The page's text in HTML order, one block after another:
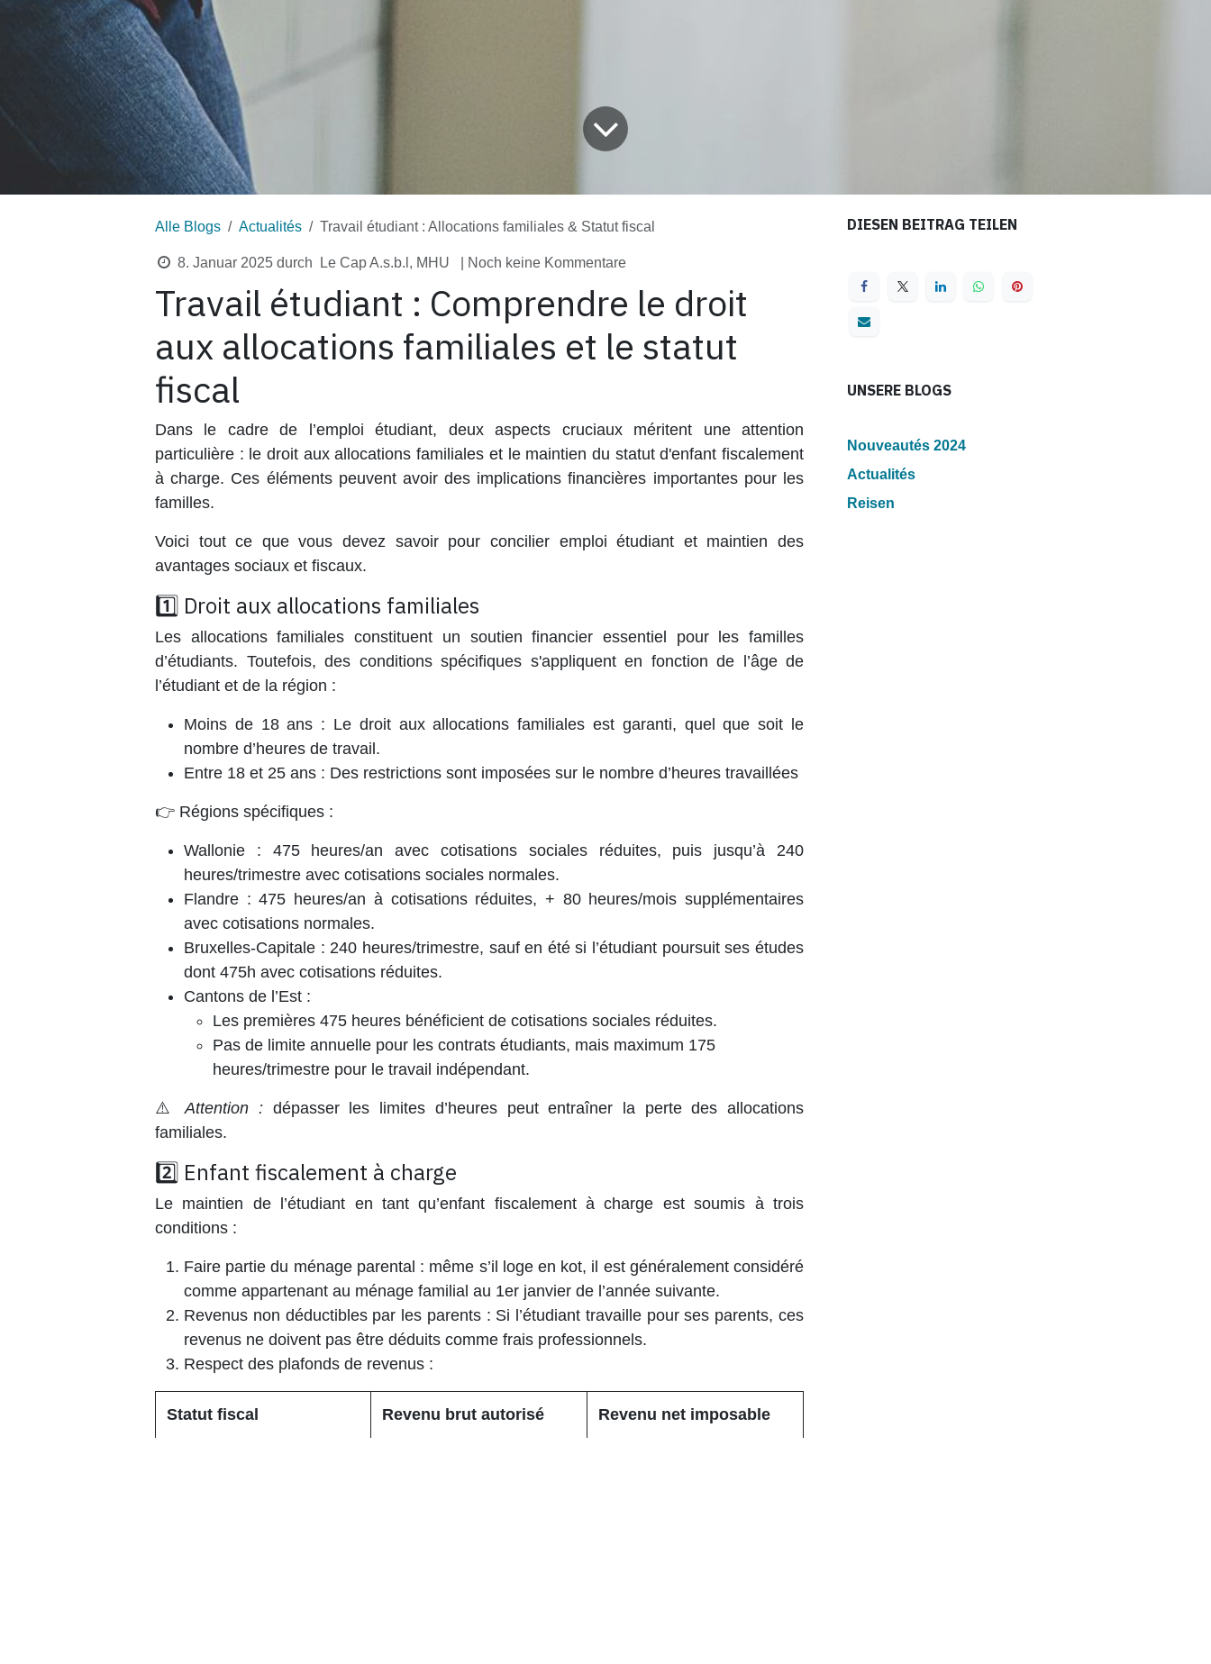
Alle Blogs Actualités Travail étudiant : Allocations familiales & Statut fiscal
8. Januar 2025 durch Le Cap A.s.b.l, MHU | Noch keine Kommentare
Travail étudiant : Comprendre le droit
aux allocations familiales et le statut
fiscal
Dans le cadre de l’emploi étudiant, deux aspects cruciaux méritent une attention
particulière : le droit auxallocations familiales et le maintien du statut d'enfant fiscalement
à charge. Ces éléments peuvent avoir des implications financières importantes pour les
familles.
Voici tout ce que vous devez savoir pour concilier emploi étudiant et maintien des
avantages sociaux et fiscaux.
1️⃣ Droit aux allocations familiales
Les allocations familiales constituent un soutien financier essentiel pour les familles
d’étudiants. Toutefois, des conditions spécifiques s'appliquent en fonction de l’âge de
l’étudiant et de la région :
Moins de 18 ans : Le droit aux allocations familiales est garanti, quel que soit le
nombre d’heures de travail.
Entre 18 et 25 ans : Des restrictions sont imposées sur le nombre d’heures travaillées
👉 Régions spécifiques :
Wallonie : 475 heures/an avec cotisations sociales réduites, puis jusqu’à 240
heures/trimestre avec cotisations sociales normales.
Flandre : 475 heures/an à cotisations réduites, + 80 heures/mois supplémentaires
avec cotisations normales.
Bruxelles-Capitale : 240 heures/trimestre, sauf en été si l’étudiant poursuit ses études
dont 475h avec cotisations réduites.
Cantons de l’Est :
Les premières 475 heures bénéficient de cotisations sociales réduites.
Pas de limite annuelle pour les contrats étudiants, mais maximum 175
heures/trimestre pour le travail indépendant.
⚠️Attention : dépasser les limites d’heures peut entraîner la perte des allocations
familiales.
2️⃣ Enfant fiscalement à charge
Le maintien de l’étudiant en tant qu’enfant fiscalement à charge est soumis à trois
conditions :
Faire partie du ménage parental : même s’il loge en kot, il est généralement considéré
comme appartenant au ménage familial au 1er janvier de l’année suivante.
Revenus non déductibles par les parents: Si l’étudiant travaille pour ses parents, ces
revenus ne doivent pas être déduits comme frais professionnels.
Respect des plafonds de revenus :
Statut fiscal Revenu brut autorisé Revenu net imposable
DIESEN BEITRAG TEILEN
UNSERE BLOGS
Nouveautés 2024
Actualités
Reisen